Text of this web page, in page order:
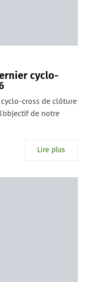
cyclo-
cross de clôture
de notre
Lire plus